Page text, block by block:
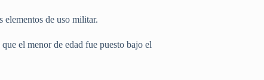
elementos de uso militar.
el menor de edad fue puesto bajo el